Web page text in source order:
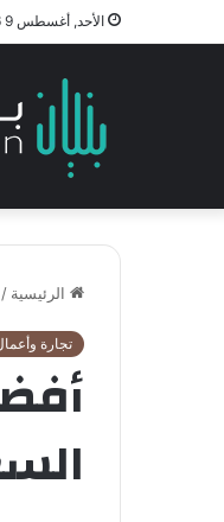
الأحد, أغسطس 9 2026
الرئيسية /
تجارة